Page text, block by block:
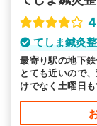
4
てしま鍼灸
最寄り駅の地下
とても近いので
けでなく土曜日